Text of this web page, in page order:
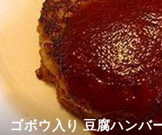
ゴボウ入り 豆腐ハンバ